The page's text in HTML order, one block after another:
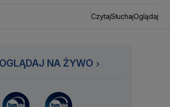
CzytajSłuchajOglądaj
OGLĄDAJ NA ŻYWO